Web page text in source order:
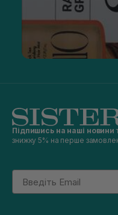
Підпишись на наші новини
знижку 5% на перше
Email